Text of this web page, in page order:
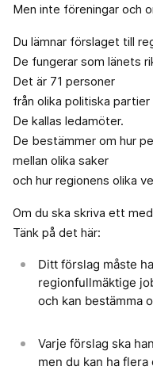
Men inte föreningar och
Du lämnar förslaget till
De fungerar som länets
Det är 71 personer
från olika politiska partier
De kallas ledamöter.
De bestämmer om hur
mellan olika saker
och hur regionens olika
Om du ska skriva ett
Tänk på det här:
Ditt förslag måste
regionfullmäktige
och kan bestämma
Varje förslag ska
men du kan ha flera